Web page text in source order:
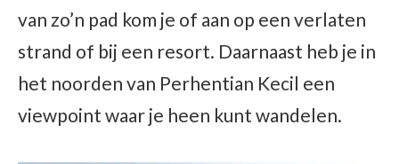
van zo’n pad kom je of aan op een verlaten
strand of bij een resort. Daarnaast heb je in
het noorden van Perhentian Kecil een
viewpoint waar je heen kunt wandelen.